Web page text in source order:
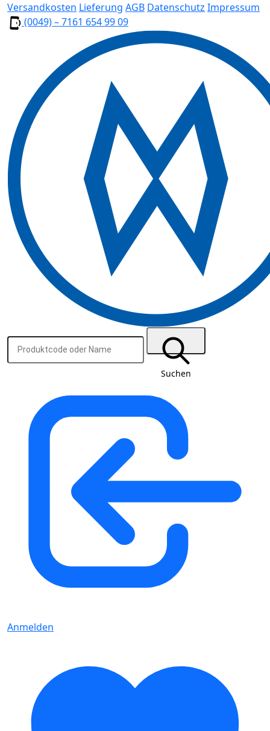
Versandkosten Lieferung AGB Datenschutz Impressum
(0049) – 7161 654 99 09
Suchen
Anmelden